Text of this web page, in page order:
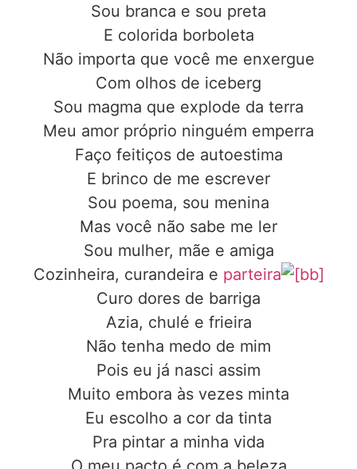
Sou branca e sou preta
E colorida borboleta
Não importa que você me enxergue
Com olhos de iceberg
Sou magma que explode da terra
Meu amor próprio ninguém emperra
Faço feitiços de autoestima
E brinco de me escrever
Sou poema, sou menina
Mas você não sabe me ler
Sou mulher, mãe e amiga
Cozinheira, curandeira e parteira
Curo dores de barriga
Azia, chulé e frieira
Não tenha medo de mim
Pois eu já nasci assim
Muito embora às vezes minta
Eu escolho a cor da tinta
Pra pintar a minha vida